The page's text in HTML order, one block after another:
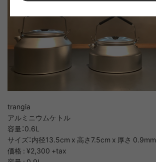
trangia
アルミニウムケトル
容量：0.6L
サイズ：内径13.5cm x 高さ7.5cm x 厚さ 0.9mm
価格 : ¥2,300 +tax